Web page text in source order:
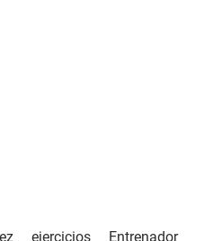
ejercicios Entrenador